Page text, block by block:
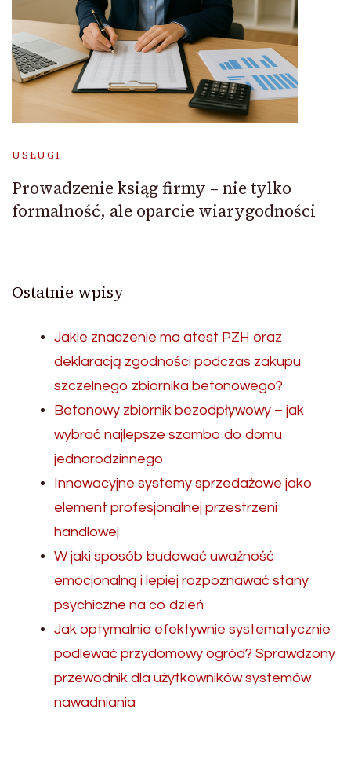
USŁUGI
Prowadzenie ksiąg firmy – nie tylko
formalność, ale oparcie wiarygodności
Ostatnie wpisy
Jakie znaczenie ma atest PZH oraz
deklaracją zgodności podczas zakupu
szczelnego zbiornika betonowego?
Betonowy zbiornik bezodpływowy – jak
wybrać najlepsze szambo do domu
jednorodzinnego
Innowacyjne systemy sprzedażowe jako
element profesjonalnej przestrzeni
handlowej
W jaki sposób budować uważność
emocjonalną i lepiej rozpoznawać stany
psychiczne na co dzień
Jak optymalnie efektywnie systematycznie
podlewać przydomowy ogród? Sprawdzony
przewodnik dla użytkowników systemów
nawadniania